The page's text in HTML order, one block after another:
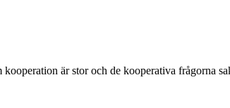
är stor och de kooperativa frågorna